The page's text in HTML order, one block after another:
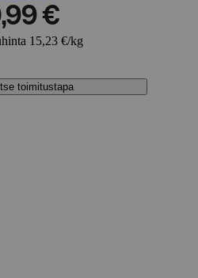
€
15,23 €/kg
toimitustapa